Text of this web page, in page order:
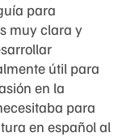
para
muy clara y
útil para
en la
para
en español al